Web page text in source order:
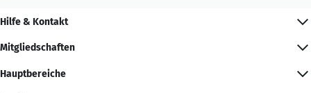
Hilfe & Kontakt
Mitgliedschaften
Hauptbereiche